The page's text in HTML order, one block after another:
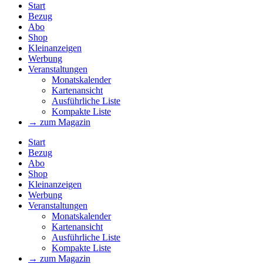
Start
Bezug
Abo
Shop
Kleinanzeigen
Werbung
Veranstaltungen
Monatskalender
Kartenansicht
Ausführliche Liste
Kompakte Liste
→ zum Magazin
Start
Bezug
Abo
Shop
Kleinanzeigen
Werbung
Veranstaltungen
Monatskalender
Kartenansicht
Ausführliche Liste
Kompakte Liste
→ zum Magazin